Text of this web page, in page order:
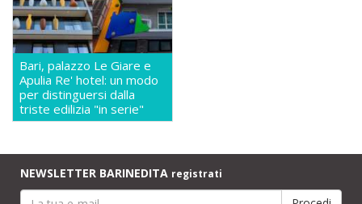
Bari, palazzo Le Giare e
Apulia Re' hotel: un modo
per distinguersi dalla
triste edilizia "in serie"
NEWSLETTER BARINEDITA registrati